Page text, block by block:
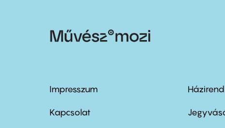
Footer
menu
Impresszum
Kapcsolat
Footer
Házirend